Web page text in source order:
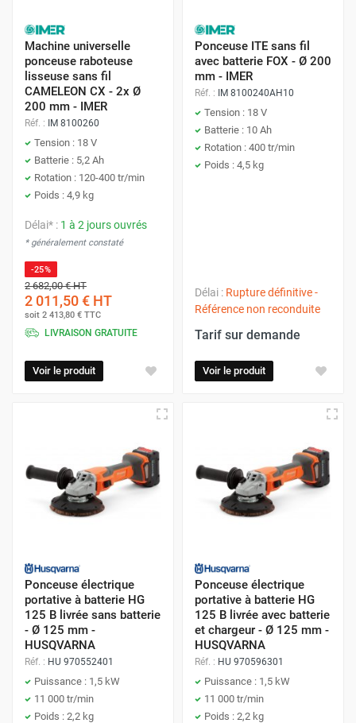
Machine universelle
ponceuse raboteuse
lisseuse sans fil
CAMELEON CX - 2x Ø
200 mm - IMER
Réf. : IM 8100260
Tension : 18 V
Batterie : 5,2 Ah
Rotation : 120-400 tr/min
Poids : 4,9 kg
Délai* : 1 à 2 jours ouvrés
* généralement constaté
-25%
2 682,00 €HT
2 011,50 € HT
soit 2 413,80 € TTC
LIVRAISON GRATUITE
Voir le produit
Ponceuse ITE sans fil
avec batterie FOX - Ø 200
mm - IMER
Réf. : IM 8100240AH10
Tension : 18 V
Batterie : 10 Ah
Rotation : 400 tr/min
Poids : 4,5 kg
Délai : Rupture définitive -
Référence non reconduite
Tarif sur demande
Voir le produit
Ponceuse électrique
portative à batterie HG
125 B livrée sans batterie
- Ø 125 mm -
HUSQVARNA
Réf. : HU 970552401
Puissance : 1,5 kW
11 000 tr/min
Poids : 2,2 kg
Ponceuse électrique
portative à batterie HG
125 B livrée avec batterie
et chargeur - Ø 125 mm -
HUSQVARNA
Réf. : HU 970596301
Puissance : 1,5 kW
11 000 tr/min
Poids : 2,2 kg